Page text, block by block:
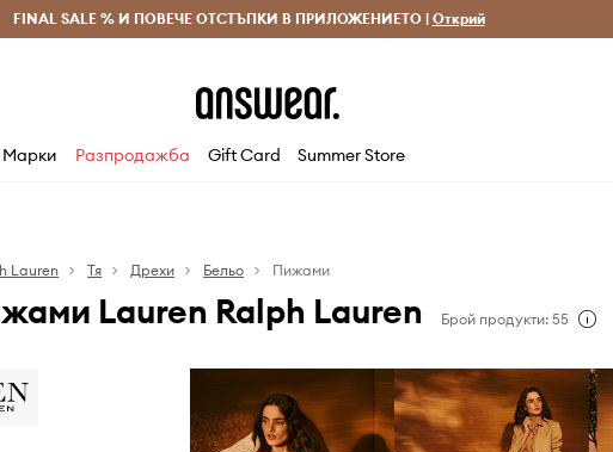
и връщане за поръчки над 70 EUR Доставка 1-5 дни
FINAL SALE % И ПОВЕЧЕ ОТСТЪПКИ В ПРИЛОЖЕНИЕТО | Открий
Марки Разпродажба Gift Card Summer Store
Lauren Тя Дрехи Бельо Пижами
Lauren Ralph Lauren Брой продукти: 55